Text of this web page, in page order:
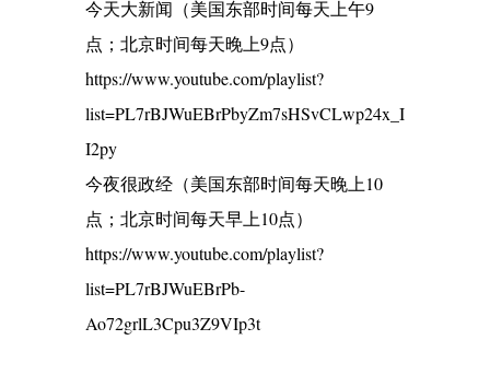
今天大新闻（美国东部时间每天上午9
点；北京时间每天晚上9点）
https://www.youtube.com/playlist?
list=PL7rBJWuEBrPbyZm7sHSvCLwp24x_I
I2py
今夜很政经（美国东部时间每天晚上10
点；北京时间每天早上10点）
https://www.youtube.com/playlist?
list=PL7rBJWuEBrPb-
Ao72grlL3Cpu3Z9VIp3t